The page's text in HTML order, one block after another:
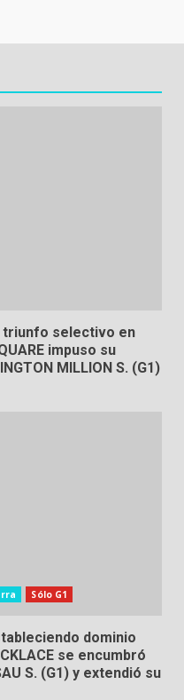
triunfo selectivo en
impuso su
MILLION S. (G1)
Sólo G1
dominio
se encumbró
S. (G1) y extendió su